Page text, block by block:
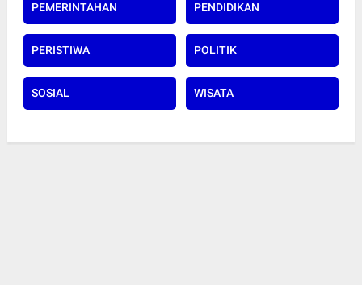
PEMERINTAHAN PENDIDIKAN
PERISTIWA POLITIK
SOSIAL WISATA